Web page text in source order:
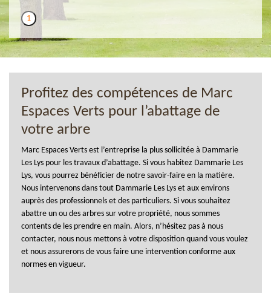
1
Profitez des compétences de Marc
Espaces Verts pour l’abattage de
votre arbre
Marc Espaces Verts est l’entreprise la plus sollicitée à Dammarie
Les Lys pour les travaux d’abattage. Si vous habitez Dammarie Les
Lys, vous pourrez bénéficier de notre savoir-faire en la matière.
Nous intervenons dans tout Dammarie Les Lys et aux environs
auprès des professionnels et des particuliers. Si vous souhaitez
abattre un ou des arbres sur votre propriété, nous sommes
contents de les prendre en main. Alors, n’hésitez pas à nous
contacter, nous nous mettons à votre disposition quand vous voulez
et nous assurerons de vous faire une intervention conforme aux
normes en vigueur.